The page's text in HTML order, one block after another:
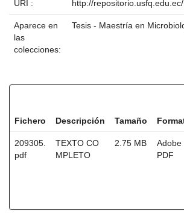
URI : http://
Aparece en
las
colecciones:
Tesis - Maestría en
Fichero Descripción Tamaño
209305.
pdf
TEXTO CO
MPLETO
2.75 MB
Adobe
PDF